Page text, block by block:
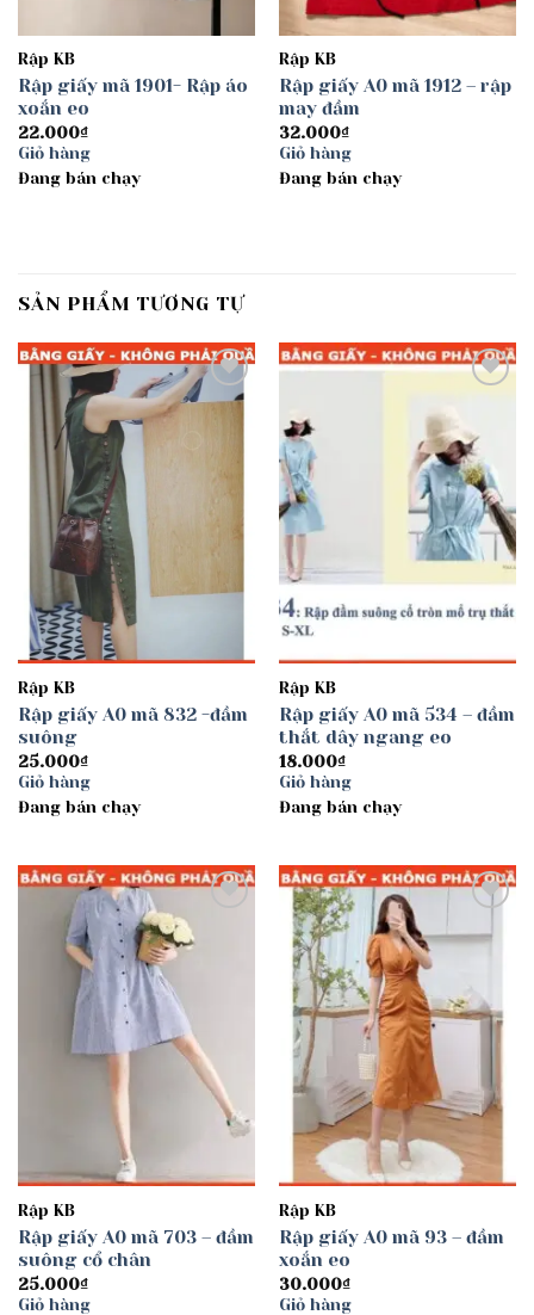
Rập KB
Rập giấy mã 1901- Rập áo
xoắn eo
22.000₫
Giỏ hàng
Đang bán chạy
Rập KB
Rập giấy A0 mã 1912 – rập
may đầm
32.000₫
Giỏ hàng
Đang bán chạy
SẢN PHẨM TƯƠNG TỰ
Add to
wishlist
Rập KB
Rập giấy A0 mã 832 -đầm
suông
25.000₫
Giỏ hàng
Đang bán chạy
wishlist
Rập KB
Rập giấy A0 mã 534 – đầm
thắt dây ngang eo
18.000₫
Giỏ hàng
Đang bán chạy
Add to
wishlist
Rập KB
Rập giấy A0 mã 703 – đầm
suông cổ chân
25.000₫
Giỏ hàng
wishlist
Rập KB
Rập giấy A0 mã 93 – đầm
xoắn eo
30.000₫
Giỏ hàng